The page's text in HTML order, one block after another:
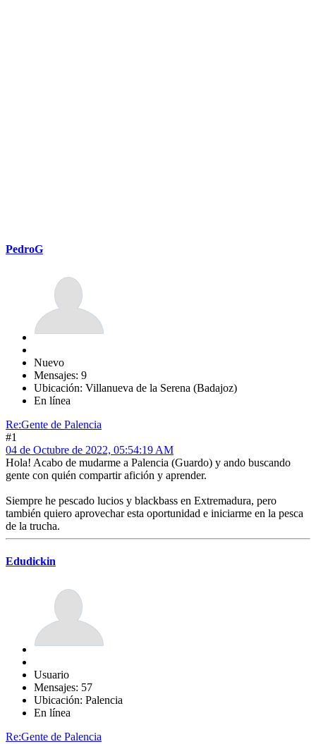
PedroG
Nuevo
Mensajes: 9
Ubicación: Villanueva de la Serena (Badajoz)
En línea
Re:Gente de Palencia
#1
04 de Octubre de 2022, 05:54:19 AM
Hola! Acabo de mudarme a Palencia (Guardo) y ando buscando
gente con quién compartir afición y aprender.
Siempre he pescado lucios y blackbass en Extremadura, pero
también quiero aprovechar esta oportunidad e iniciarme en la pesca
de la trucha.
Edudickin
Usuario
Mensajes: 57
Ubicación: Palencia
En línea
Re:Gente de Palencia